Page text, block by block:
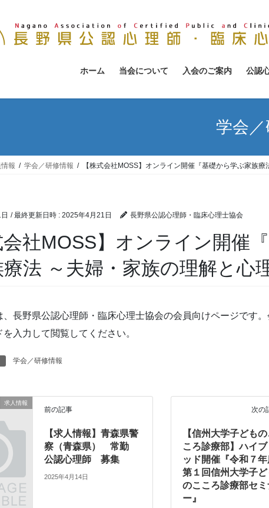
ホーム 当会について 入会のご案内 公認
学会
報 学会／研修情報 【株式会社MOSS】オンライン開催『基礎から学ぶ家族療
/ 最終更新日時 : 2025年4月21日 長野県公認心理師・臨床心理士協会
会社MOSS】オンライン開催
法 ～夫婦・家族の理解と心
、長野県公認心理師・臨床心理士協会の会員向けページです
を入力して閲覧してください。
学会／研修情報
求人情報
前の記事
【求人情報】青森県警
察（青森県） 常勤
公認心理師 募集
2025年4月14日
次の
【信州大学子どもの
ころ診療部】ハイブ
ッド開催『令和７年
第１回信州大学子ど
のこころ診療部セミ
ー』